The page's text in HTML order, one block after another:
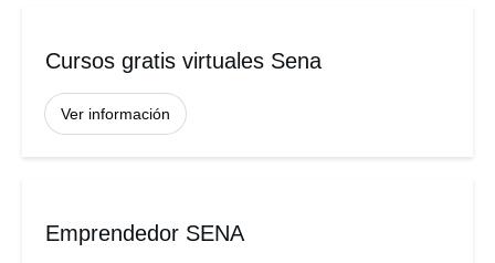
Cursos gratis virtuales Sena
Ver información
Emprendedor SENA